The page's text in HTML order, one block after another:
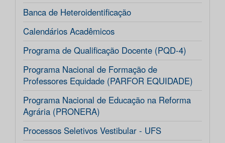
Banca de Heteroidentificação
Calendários Acadêmicos
Programa de Qualificação Docente (PQD-4)
Programa Nacional de Formação de
Professores Equidade (PARFOR EQUIDADE)
Programa Nacional de Educação na Reforma
Agrária (PRONERA)
Processos Seletivos Vestibular - UFS